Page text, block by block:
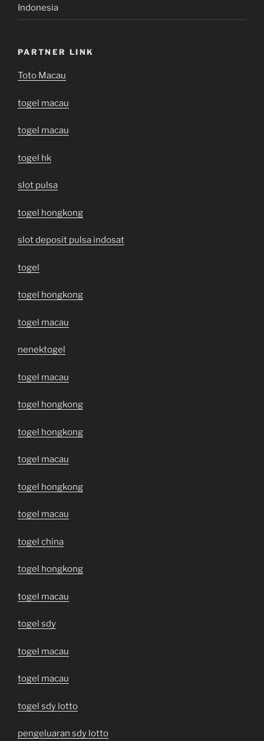
Indonesia
PARTNER LINK
Toto Macau
togel macau
togel macau
togel hk
slot pulsa
togel hongkong
slot deposit pulsa indosat
togel
togel hongkong
togel macau
nenektogel
togel macau
togel hongkong
togel hongkong
togel macau
togel hongkong
togel macau
togel china
togel hongkong
togel macau
togel sdy
togel macau
togel macau
togel sdy lotto
pengeluaran sdy lotto